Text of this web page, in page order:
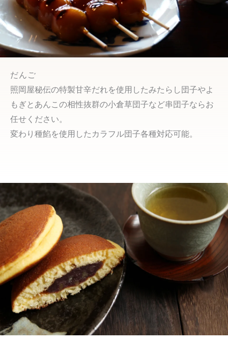
だんご
照岡屋秘伝の特製甘辛だれを使用したみたらし団子やよ
もぎとあんこの相性抜群の小倉草団子など串団子ならお
任せください。
変わり種餡を使用したカラフル団子各種対応可能。